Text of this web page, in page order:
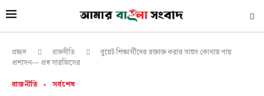
প্রচ্ছদ রাজনীতি
বুয়েট শিক্ষার্থীদের রক্তাক্ত করার সাহস কোথায় পায়
প্রশাসন— প্রশ্ন সারজিসের
রাজনীতি সর্বশেষ